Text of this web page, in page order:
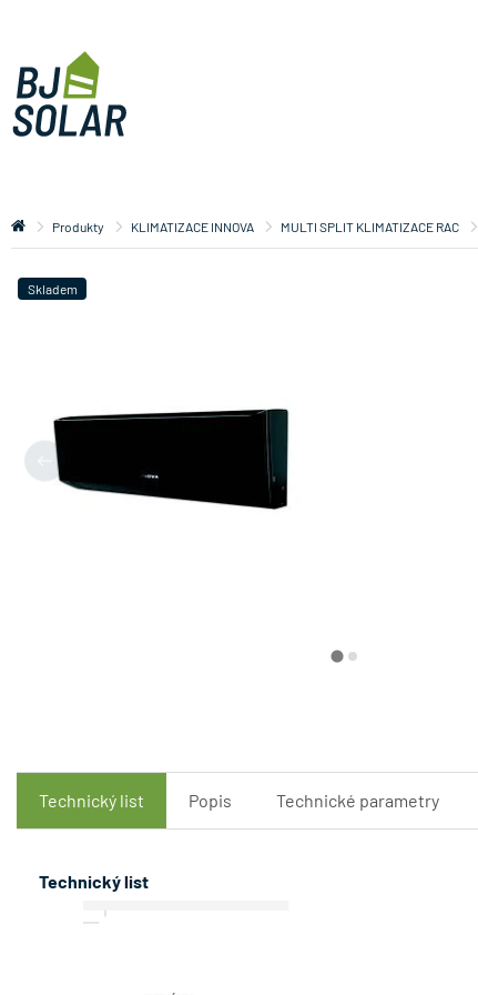
Skladem
Technický list Popis Technické parametry
Technický list
Produkty KLIMATIZACE INNOVA MULTI SPLIT KLIMATIZACE RAC